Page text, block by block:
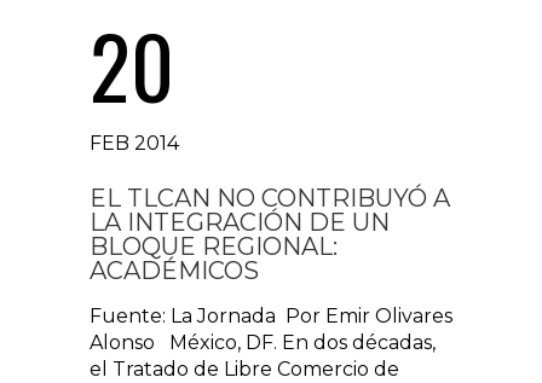
20
FEB 2014
EL TLCAN NO CONTRIBUYÓ A
LA INTEGRACIÓN DE UN
BLOQUE REGIONAL:
ACADÉMICOS
Fuente: La Jornada Por Emir Olivares
Alonso México, DF. En dos décadas,
el Tratado de Libre Comercio de